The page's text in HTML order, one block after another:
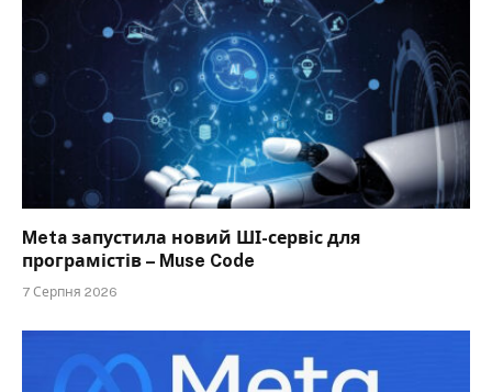
Meta запустила новий ШІ-сервіс для
програмістів – Muse Code
7 Серпня 2026